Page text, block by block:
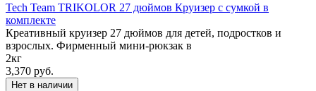
Tech Team TRIKOLOR 27 дюймов Круизер с сумкой в
комплекте
Креативный круизер 27 дюймов для детей, подростков и
взрослых. Фирменный мини-рюкзак в
2кг
3,370 руб.